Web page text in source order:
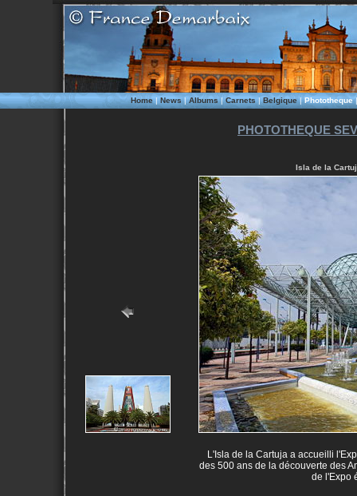
Home|News|Albums|Carnets|Belgique|Phototheque
PHOTOTHEQUE
Isla de la
L'Isla de la Cartuja a accueilli
des 500 ans de la découverte des
de l'Expo